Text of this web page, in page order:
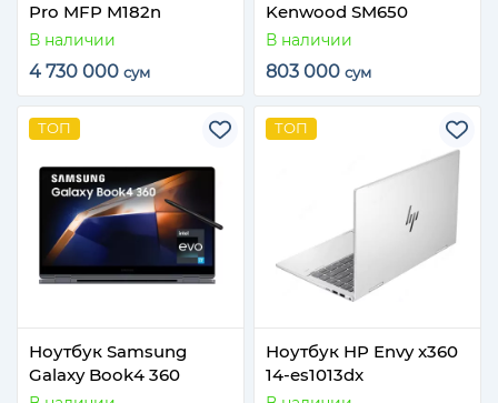
Pro MFP M182n
В наличии
4 730 000 сум
Kenwood SM650
В наличии
803 000 сум
ТОП
Ноутбук Samsung
Galaxy Book4 360
ТОП
Ноутбук HP Envy x360
14-es1013dx